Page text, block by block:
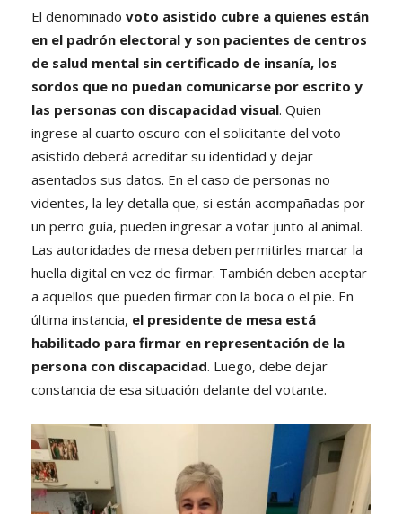
El denominado voto asistido cubre a quienes están
en el padrón electoral y son pacientes de centros
de salud mental sin certificado de insanía, los
sordos que no puedan comunicarse por escrito y
las personas con discapacidad visual. Quien
ingrese al cuarto oscuro con el solicitante del voto
asistido deberá acreditar su identidad y dejar
asentados sus datos. En el caso de personas no
videntes, la ley detalla que, si están acompañadas por
un perro guía, pueden ingresar a votar junto al animal.
Las autoridades de mesa deben permitirles marcar la
huella digital en vez de firmar. También deben aceptar
a aquellos que pueden firmar con la boca o el pie. En
última instancia, el presidente de mesa está
habilitado para firmar en representación de la
persona con discapacidad. Luego, debe dejar
constancia de esa situación delante del votante.